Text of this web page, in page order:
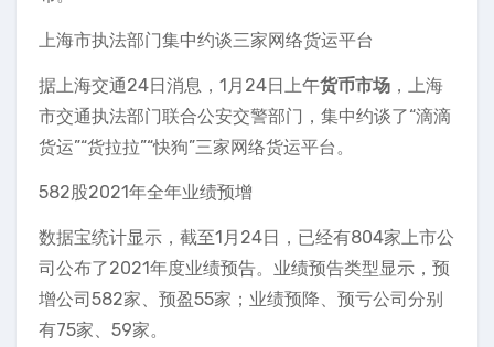
上海市执法部门集中约谈三家网络货运平台
据上海交通24日消息，1月24日上午货币市场 ，上海
市交通执法部门联合公安交警部门，集中约谈了“滴滴
货运”“货拉拉”“快狗”三家网络货运平台。
582股2021年全年业绩预增
数据宝统计显示，截至1月24日，已经有804家上市公
司公布了2021年度业绩预告。业绩预告类型显示，预
增公司582家、预盈55家；业绩预降、预亏公司分别
有75家、59家。